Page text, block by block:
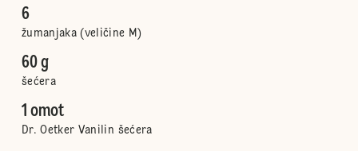
6
žumanjaka (veličine M)
60 g
šećera
1 omot
Dr. Oetker Vanilin šećera